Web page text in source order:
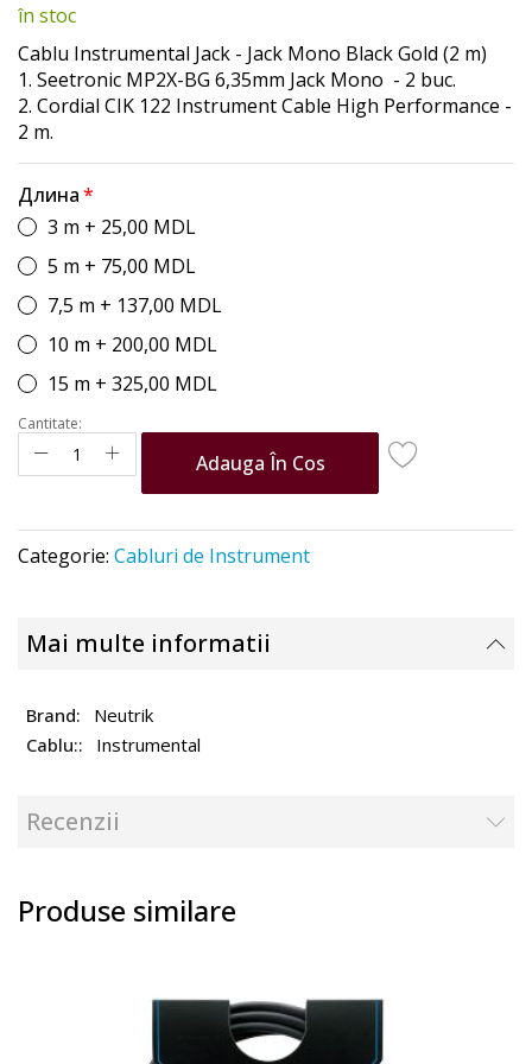
beginning
of
the
images
gallery
în stoc
Cablu Instrumental Jack - Jack Mono Black Gold (2 m)
1. Seetronic MP2X-BG 6,35mm Jack Mono - 2 buc.
2. Cordial CIK 122 Instrument Cable High Performance -
2 m.
Длина
3 m + 25,00 MDL
5 m + 75,00 MDL
7,5 m + 137,00 MDL
10 m + 200,00 MDL
15 m + 325,00 MDL
Cantitate:
Adauga În Cos
Categorie: Cabluri de Instrument
Mai multe informatii
Neutrik
Instrumental
Recenzii
Produse similare